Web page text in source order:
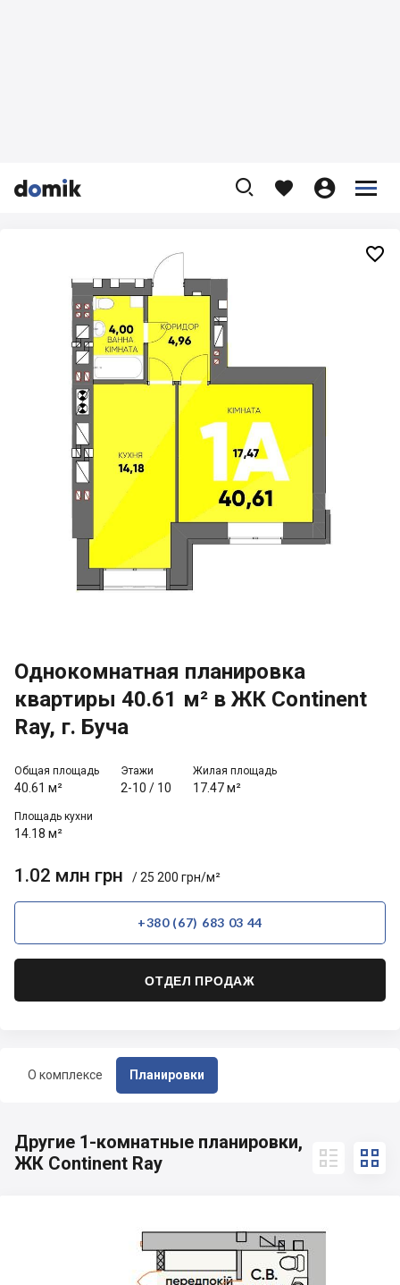


    


О комплексе Планировки
Однокомнатная планировка
квартиры 40.61 м² в ЖК Continent
Ray, г. Буча
Общая площадь
40.61 м²
Этажи
2-10 / 10
Жилая площадь
17.47 м²
Площадь кухни
14.18 м²
1.02 млн грн / 25 200 грн/м²
+380 (67) 683 03 44
ОТДЕЛ ПРОДАЖ

Другие 1-комнатные планировки,
ЖК Continent Ray
 